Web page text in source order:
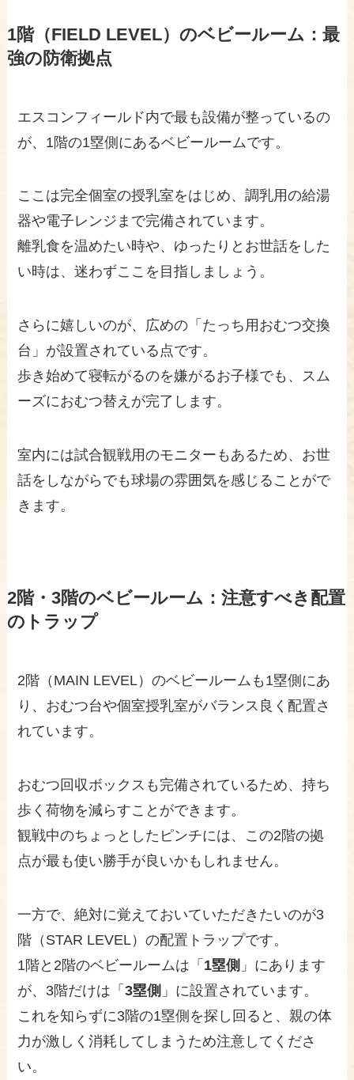
1階（FIELD LEVEL）のベビールーム：最
強の防衛拠点
エスコンフィールド内で最も設備が整っているの
が、1階の1塁側にあるベビールームです。
ここは完全個室の授乳室をはじめ、調乳用の給湯
器や電子レンジまで完備されています。
離乳食を温めたい時や、ゆったりとお世話をした
い時は、迷わずここを目指しましょう。
さらに嬉しいのが、広めの「たっち用おむつ交換
台」が設置されている点です。
歩き始めて寝転がるのを嫌がるお子様でも、スム
ーズにおむつ替えが完了します。
室内には試合観戦用のモニターもあるため、お世
話をしながらでも球場の雰囲気を感じることがで
きます。
2階・3階のベビールーム：注意すべき配置
のトラップ
2階（MAIN LEVEL）のベビールームも1塁側にあ
り、おむつ台や個室授乳室がバランス良く配置さ
れています。
おむつ回収ボックスも完備されているため、持ち
歩く荷物を減らすことができます。
観戦中のちょっとしたピンチには、この2階の拠
点が最も使い勝手が良いかもしれません。
一方で、絶対に覚えておいていただきたいのが3
階（STAR LEVEL）の配置トラップです。
1階と2階のベビールームは「 1塁側 」にあります
が、3階だけは「3塁側 」に設置されています。
これを知らずに3階の1塁側を探し回ると、親の体
力が激しく消耗してしまうため注意してくださ
い。